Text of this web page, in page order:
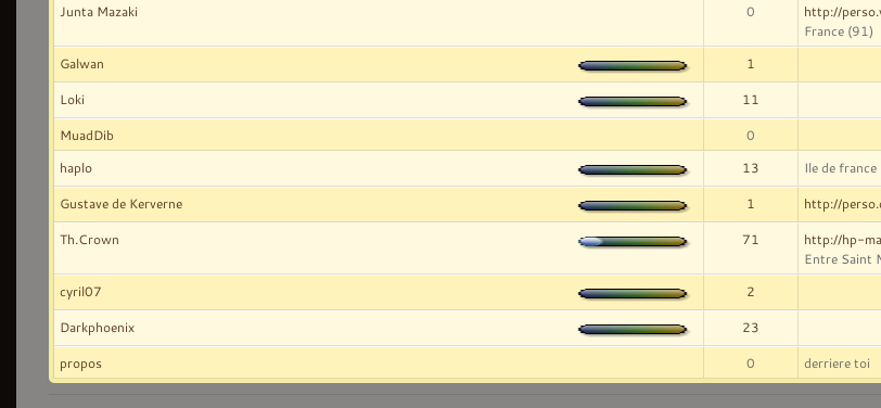
Junta Mazaki 0
http://
France (91)
Galwan 1
Loki 11
MuadDib 0
haplo
13 Ile de france
Gustave de Kerverne 1 http://
Th.Crown 71
http://hp-
Entre Saint
cyril07 2
Darkphoenix 23
propos 0 derriere toi